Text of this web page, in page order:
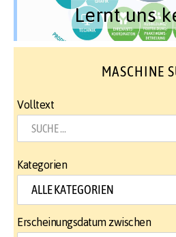
Lernt uns
MASCHINE
Volltext
Kategorien
Erscheinungsdatum zwischen